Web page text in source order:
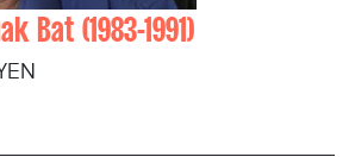
Bat (1983-1991)